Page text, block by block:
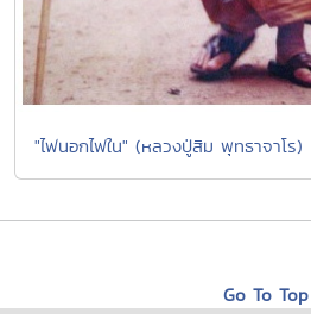
"ไฟนอกไฟใน" (หลวงปู่สิม พุทธาจาโร)
Go To Top